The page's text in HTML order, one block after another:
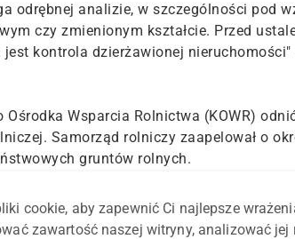
odrębnej analizie, w szczególności pod
czy zmienionym kształcie. Przed
kontrola dzierżawionej
Wsparcia Rolnictwa (KOWR)
Samorząd rolniczy zaapelował o
gruntów rolnych.
liczne przypadki nieprzedłużania nawet
cookie, aby zapewnić Ci najlepsze
zawartość naszej witryny, analizować